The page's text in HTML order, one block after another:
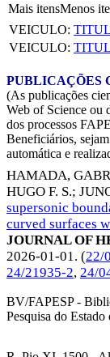
Mais itensMenos
VEICULO:
VEICULO:
PUBLICAÇÕES
(As publicações
Web of Science ou
dos processos
Beneficiários,
automática e
HAMADA,
HUGO F. S.;
supersonic
curved surfaces
JOURNAL OF
2026-01-01. (22/
24/21935-2, 24/
BV/FAPESP -
Pesquisa do Estado